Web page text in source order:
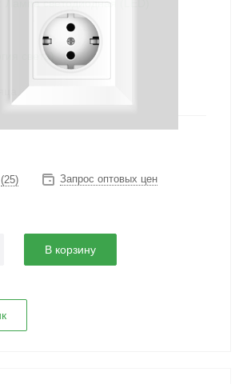
Лампа светодиодная (LED)
света)
(25) Запрос оптовых цен
В корзину